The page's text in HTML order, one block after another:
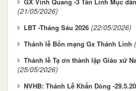
(21/05/2026)
LBT -Tháng Sáu 2026 (22/05/2026)
Thánh lễ Bổn mạng Gx Thánh Linh
Thánh lễ Tạ ơn thành lập Giáo xứ
(25/05/2026)
NVHB: Thánh Lễ Khấn Dòng -